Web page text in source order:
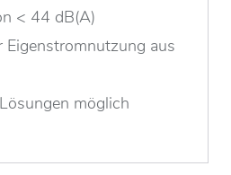
< 44 dB(A)
Eigenstromnutzung aus
möglich